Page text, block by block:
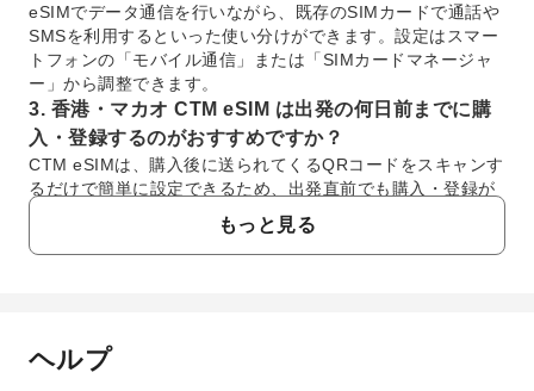
eSIMでデータ通信を行いながら、既存のSIMカードで通話や
SMSを利用するといった使い分けができます。設定はスマー
トフォンの「モバイル通信」または「SIMカードマネージャ
ー」から調整できます。
3. 香港・マカオ CTM eSIM は出発の何日前までに購
入・登録するのがおすすめですか？
CTM eSIMは、購入後に送られてくるQRコードをスキャンす
るだけで簡単に設定できるため、出発直前でも購入・登録が
可能です。ただし、設定の確認や万が一のトラブルに備え、
出発の1〜2日前までには購入・設定を完了させておくことを
おすすめします。QRコードは購入後すぐに届きます。
はい、CTM eSIMは購入後、すぐにQRコードがメールで送ら
れてきます。このQRコードをスキャンしてデバイスにeSIM
もっと見る
よくあるご質問
ヘルプ